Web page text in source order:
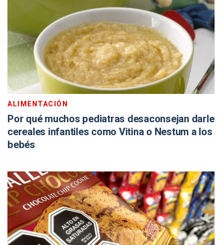
ALIMENTACIÓN
Por qué muchos pediatras desaconsejan darle
cereales infantiles como Vitina o Nestum a los
bebés